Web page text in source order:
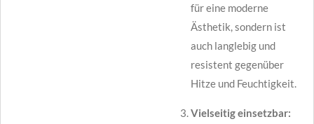
für eine moderne
Ästhetik, sondern ist
auch langlebig und
resistent gegenüber
Hitze und Feuchtigkeit.
Vielseitig einsetzbar: